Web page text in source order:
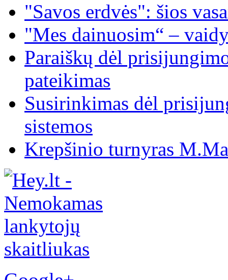
"Savos erdvės": šios
"Mes dainuosim“ –
Paraiškų dėl
pateikimas
Susirinkimas dėl
sistemos
Krepšinio turnyras